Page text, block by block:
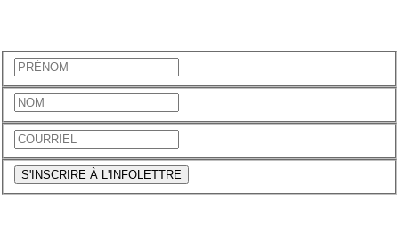
S'INSCRIRE À L'INFOLETTRE